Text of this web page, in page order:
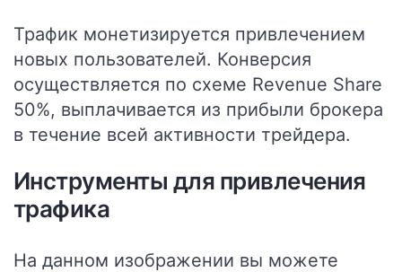
Трафик монетизируется привлечением
новых пользователей. Конверсия
осуществляется по схеме Revenue Share
50%, выплачивается из прибыли брокера
в течение всей активности трейдера.
Инструменты для привлечения
трафика
На данном изображении вы можете